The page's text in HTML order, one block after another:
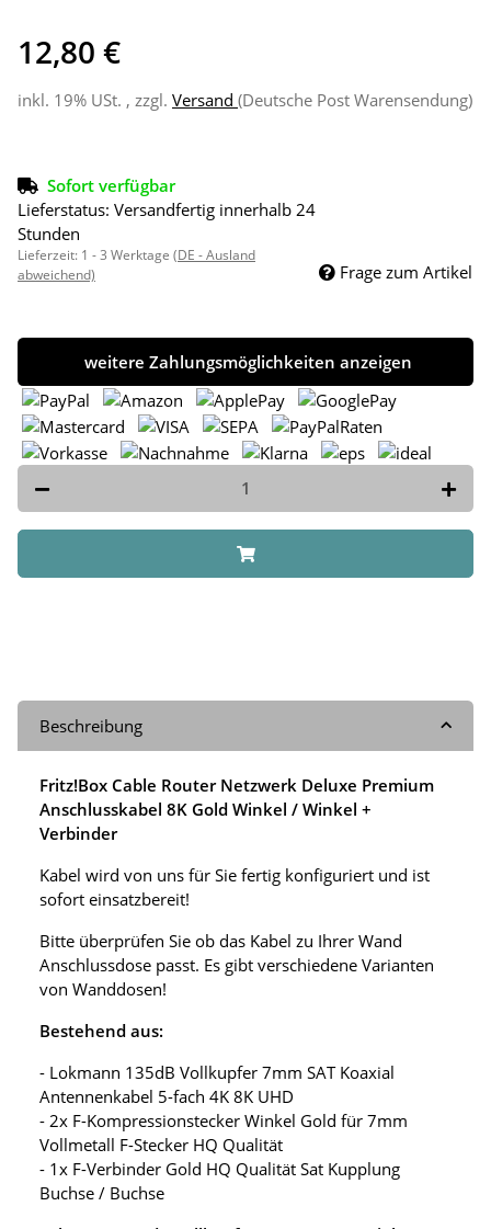
12,80 €
inkl. 19% USt. , zzgl. Versand (Deutsche Post Warensendung)
Sofort verfügbar
Lieferstatus: Versandfertig innerhalb 24
Stunden
Lieferzeit: 1 - 3 Werktage (DE - Ausland
abweichend)
Frage zum Artikel
weitere Zahlungsmöglichkeiten anzeigen
Beschreibung
Fritz!Box Cable Router Netzwerk Deluxe Premium
Anschlusskabel 8K Gold Winkel / Winkel +
Verbinder
Kabel wird von uns für Sie fertig konfiguriert und ist
sofort einsatzbereit!
Bitte überprüfen Sie ob das Kabel zu Ihrer Wand
Anschlussdose passt. Es gibt verschiedene Varianten
von Wanddosen!
Bestehend aus:
- Lokmann 135dB Vollkupfer 7mm SAT Koaxial
Antennenkabel 5-fach 4K 8K UHD
- 2x F-Kompressionstecker Winkel Gold für 7mm
Vollmetall F-Stecker HQ Qualität
- 1x F-Verbinder Gold HQ Qualität Sat Kupplung
Buchse / Buchse